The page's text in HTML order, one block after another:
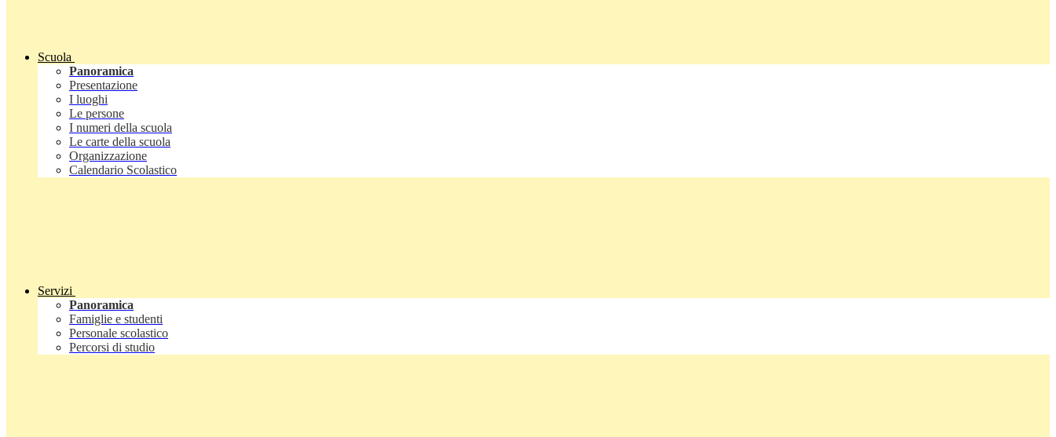
Scuola
Panoramica
Presentazione
I luoghi
Le persone
I numeri della scuola
Le carte della scuola
Organizzazione
Calendario Scolastico
Servizi
Panoramica
Famiglie e studenti
Personale scolastico
Percorsi di studio